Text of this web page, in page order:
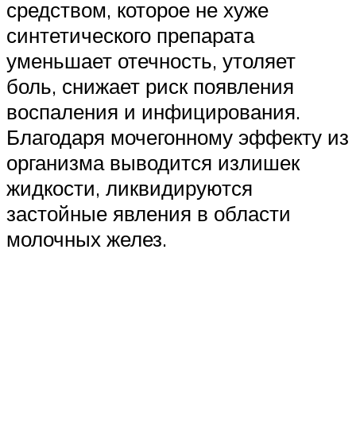
средством, которое не хуже
синтетического препарата
уменьшает отечность, утоляет
боль, снижает риск появления
воспаления и инфицирования.
Благодаря мочегонному эффекту из
организма выводится излишек
жидкости, ликвидируются
застойные явления в области
молочных желез.